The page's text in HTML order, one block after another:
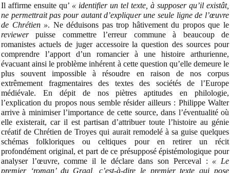
Il affirme ensuite qu’ « identifier un tel texte, à supposer qu’il existât,
ne permettrait pas pour autant d’expliquer une seule ligne de l’œuvre
de Chrétien ». Ne déduisons pas trop hâtivement du propos que le
reviewerpuisse commettre l’erreur commune à beaucoup de
romanistes actuels de juger accessoire la question des sources pour
comprendre l’apport d’un romancier à une histoire arthurienne,
évacuant ainsi le problème inhérent à cette question qu’elle demeure le
plus souvent impossible à résoudre en raison de nos corpus
extrêmement fragmentaires des textes des sociétés de l’Europe
médiévale. En dépit de nos piètres aptitudes en philologie,
l’explication du propos nous semble résider ailleurs : Philippe Walter
arrive à minimiser l’importance de cette source, dans l’éventualité où
elle existerait, car il est partisan d’attribuer toute l’histoire au génie
créatif de Chrétien de Troyes qui aurait remodelé à sa guise quelques
schémas folkloriques ou celtiques pour en retirer un récit
profondément original, et part de ce présupposé épistémologique pour
analyser l’œuvre, comme il le déclare dans son Perceval : « Le
premier ‘roman’ du Graal, c’est-à-dire le premier texte qui pose